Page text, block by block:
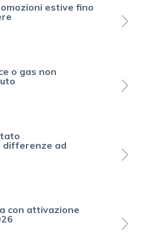
estive fino
o gas non
differenze ad
con attivazione